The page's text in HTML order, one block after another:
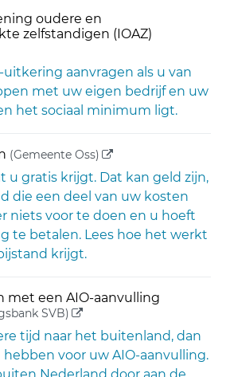
oudere en
zelfstandigen (IOAZ)
link)
aanvragen als u van
met uw eigen bedrijf en uw
het sociaal minimum ligt.
(Gemeente Oss) (externe link)
u gratis krijgt. Dat kan geld zijn,
die een deel van uw kosten
niets voor te doen en u hoeft
te betalen. Lees hoe het werkt
krijgt.
met een AIO-aanvulling
SVB) (externe link)
tijd naar het buitenland, dan
voor uw AIO-aanvulling.